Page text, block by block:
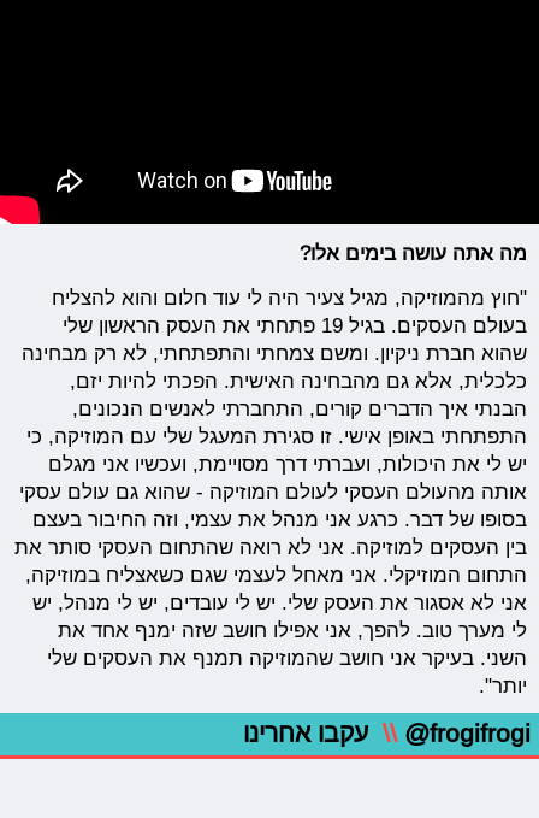
מה אתה עושה בימים אלו?
"חוץ מהמוזיקה, מגיל צעיר היה לי עוד חלום והוא להצליח
בעולם העסקים. בגיל 19 פתחתי את העסק הראשון שלי
שהוא חברת ניקיון. ומשם צמחתי והתפתחתי, לא רק מבחינה
כלכלית, אלא גם מהבחינה האישית. הפכתי להיות יזם,
הבנתי איך הדברים קורים, התחברתי לאנשים הנכונים,
התפתחתי באופן אישי. זו סגירת המעגל שלי עם המוזיקה, כי
יש לי את היכולות, ועברתי דרך מסויימת, ועכשיו אני מגלם
אותה מהעולם העסקי לעולם המוזיקה - שהוא גם עולם עסקי
בסופו של דבר. כרגע אני מנהל את עצמי, וזה החיבור בעצם
בין העסקים למוזיקה. אני לא רואה שהתחום העסקי סותר את
התחום המוזיקלי. אני מאחל לעצמי שגם כשאצליח במוזיקה,
אני לא אסגור את העסק שלי. יש לי עובדים, יש לי מנהל, יש
לי מערך טוב. להפך, אני אפילו חושב שזה ימנף אחד את
השני. בעיקר אני חושב שהמוזיקה תמנף את העסקים שלי
יותר".
@frogifrogi
\\ עקבו אחרינו